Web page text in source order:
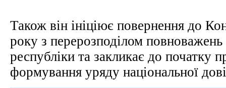
Також він ініціює повернення до
року з перерозподілом повноважень
республіки та закликає до початку
формування уряду національної